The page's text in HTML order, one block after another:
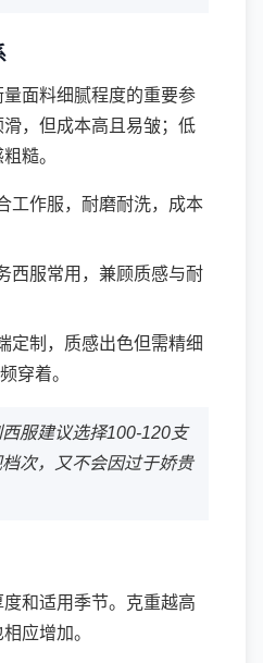
面料细腻程度的重要参
，但成本高且易皱；低
糙。
工作服，耐磨耐洗，成本
西服常用，兼顾质感与耐
定制，质感出色但需精细
穿着。
服建议选择100-120支
次，又不会因过于娇贵
和适用季节。克重越高
应增加。